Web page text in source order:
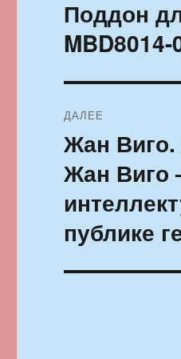
записям
Предыдущая
запись:
Поддон
ДАЛЕЕ
Следующая
Жан Виго.
Жан Виго
публике